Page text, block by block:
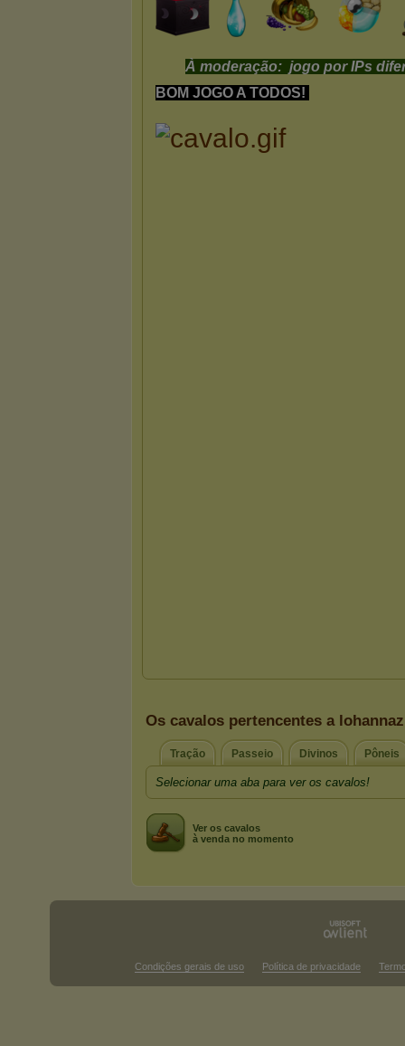
Os cavalos pertencentes a
Tração Passeio Divinos Pôneis
Selecionar uma aba para ver os cavalos!
Ver os cavalos
à venda no momento
Condições gerais de uso Política de privacidade